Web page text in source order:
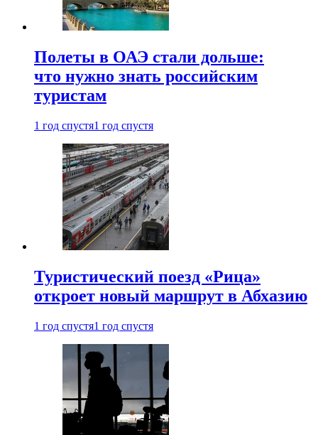
Полеты в ОАЭ стали дольше:
что нужно знать российским
туристам
1 год спустя1 год спустя
Туристический поезд «Рица»
откроет новый маршрут в Абхазию
1 год спустя1 год спустя